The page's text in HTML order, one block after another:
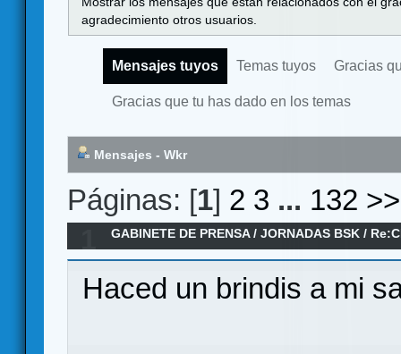
agradecimiento otros usuarios.
Mensajes tuyos Temas tuyos Gracias
Gracias que tu has dado en los temas
Mensajes - Wkr
Páginas: [1] 2 3 ... 132 >>
GABINETE DE PRENSA/JORNADAS BSK /
Haced un brindis a mi